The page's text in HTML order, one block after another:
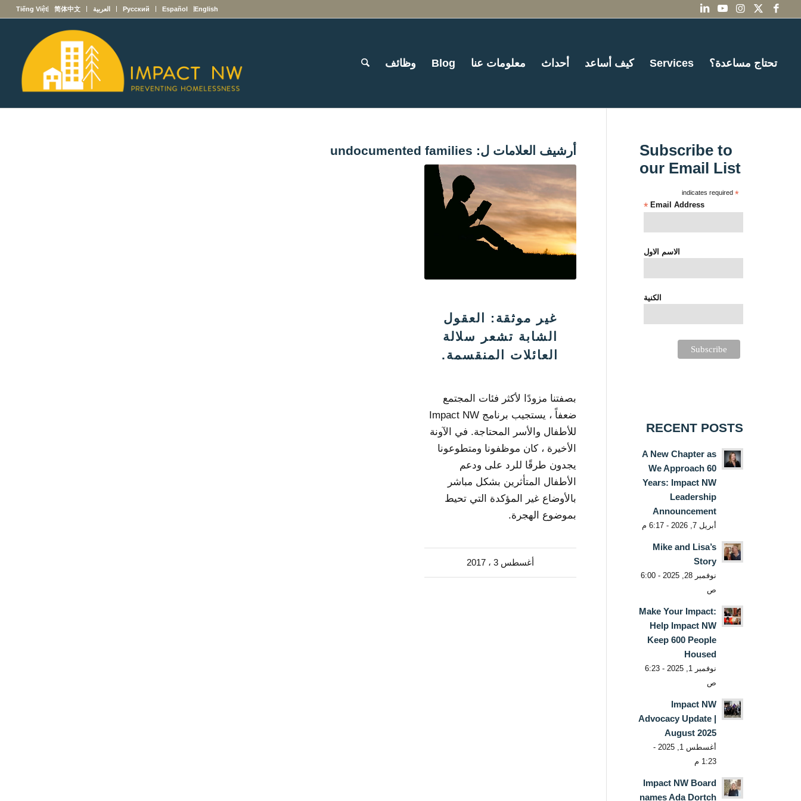
English
Español
Русский العربية 简体中文
Tiếng Việt
تحتاج مساعدة؟ Services كيف أساعد أحداث معلومات عنا Blog وظائف
أرشيف العلامات ل: undocumented families
غير موثقة: العقول
الشابة تشعر سلالة
العائلات المنقسمة.
بصفتنا مزودًا لأكثر فئات المجتمع
ضعفاً ، يستجيب برنامج Impact NW
للأطفال والأسر المحتاجة. في الآونة
الأخيرة ، كان موظفونا ومتطوعونا
يجدون طرقًا للرد على ودعم
الأطفال المتأثرين بشكل مباشر
بالأوضاع غير المؤكدة التي تحيط
بموضوع الهجرة.
أغسطس 3 ، 2017
Subscribe to
our Email List
*
indicates required
Email Address
*
الاسم الاول
الكنية
RECENT POSTS
A New Chapter as
We Approach 60
Years: Impact NW
Leadership
Announcement
أبريل 7, 2026 - 6:17 م
Mike and Lisa’s
Story
نوفمبر 28, 2025 - 6:00
ص
Make Your Impact:
Help Impact NW
Keep 600 People
Housed
نوفمبر 1, 2025 - 6:23
ص
Impact NW
Advocacy Update |
August 2025
أغسطس 1, 2025 -
1:23 م
Impact NW Board
names Ada Dortch